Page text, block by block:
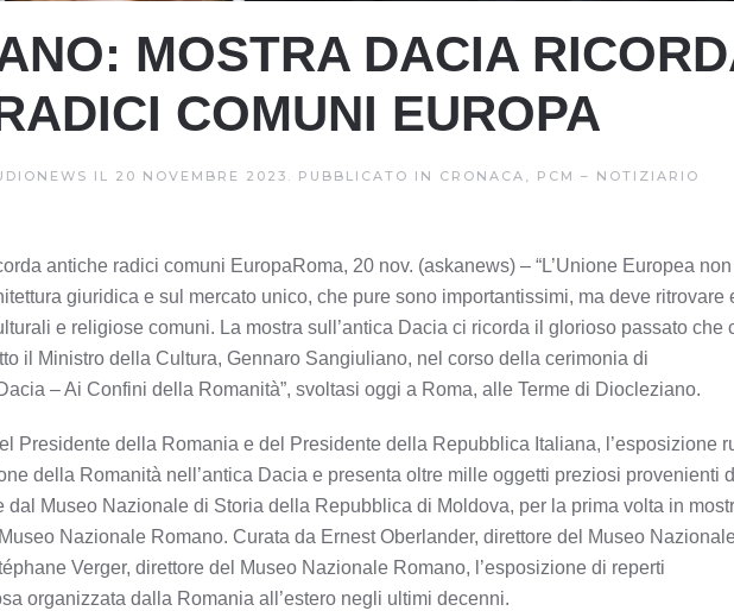
MOSTRA DACIA
COMUNI EUROPA
IL 20 NOVEMBRE 2023 . PUBBLICATO IN CRONACA, PCM – NOTIZIARIO
antiche radici comuni EuropaRoma, 20 nov. (askanews) – “L’Unione Europea non
giuridica e sul mercato unico, che pure sono importantissimi, ma deve ritrovare
e religiose comuni. La mostra sull’antica Dacia ci ricorda il glorioso passato che
il Ministro della Cultura, Gennaro Sangiuliano, nel corso della cerimonia di
– Ai Confini della Romanità”, svoltasi oggi a Roma, alle Terme di Diocleziano.
Presidente della Romania e del Presidente della Repubblica Italiana, l’esposizione
della Romanità nell’antica Dacia e presenta oltre mille oggetti preziosi provenienti
dal Museo Nazionale di Storia della Repubblica di Moldova, per la prima volta in
Nazionale Romano. Curata da Ernest Oberlander, direttore del Museo
Verger, direttore del Museo Nazionale Romano, l’esposizione di reperti
organizzata dalla Romania all’estero negli ultimi decenni.